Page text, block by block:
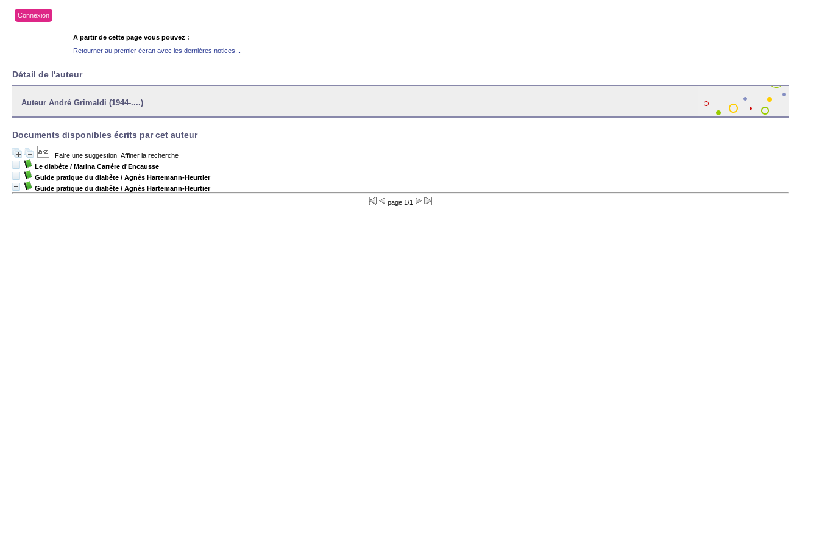
Connexion
A partir de cette page vous pouvez :
Retourner au premier écran avec les dernières notices...
Détail de l'auteur
Auteur André Grimaldi (1944-....)
Documents disponibles écrits par cet auteur
Faire une suggestion Affiner la recherche
Le diabète / Marina Carrère d'Encausse
Guide pratique du diabète / Agnès Hartemann-Heurtier
Guide pratique du diabète / Agnès Hartemann-Heurtier
page 1/1